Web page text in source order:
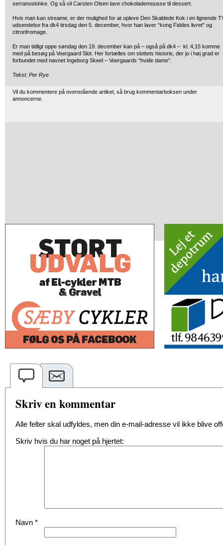
serranoskinke. Og så vil Carsten Olsen lave chokolademousse til dessert.
Hvis man kan streame, er der mulighed for at opleve Den Skaldede Kok i en lignende
udsendelse fra dk4 tirsdag den 5. december, hvor han laver “kong Fiddes livret” og
citronfromage.
Er man tidligt oppe søndag den 19. december kan på – også på dk4 – kl. 4,15 komme
med på besøg på Voergaard Slot. Her fortælles om slottets historie, der jo i høj grad er
forbundet med navnet Ingeborg Skeel – Voergaards “hvide dame”.
Tekst: Per Rye
Vil du kommentere på ovenstående artikel, så brug kommentarboksen under
annoncerne.
Skriv en kommentar
Alle felter skal udfyldes, men din e-mail-adresse vil ikke blive
Skriv hvis du har noget på hjertet:
Navn *